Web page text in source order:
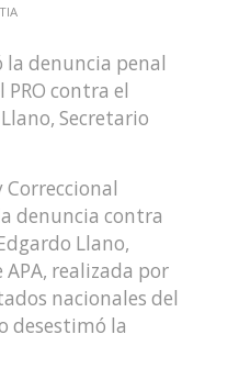
la denuncia penal
contra el
Secretario
Correccional
denuncia contra
Llano,
realizada por
nacionales del
desestimó la